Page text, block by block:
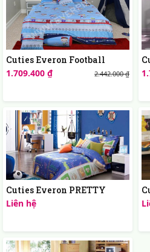
Cuties Everon Football
2.442.000 ₫
1.709.400 ₫
Cuties Everon PRETTY
Liên hệ